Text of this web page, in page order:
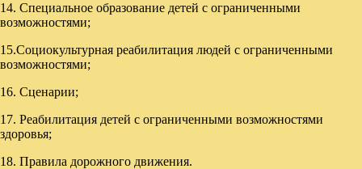
14. Специальное образование детей с ограниченными
возможностями;
15.Социокультурная реабилитация людей с ограниченными
возможностями;
16. Сценарии;
17. Реабилитация детей с ограниченными возможностями
здоровья;
18. Правила дорожного движения.